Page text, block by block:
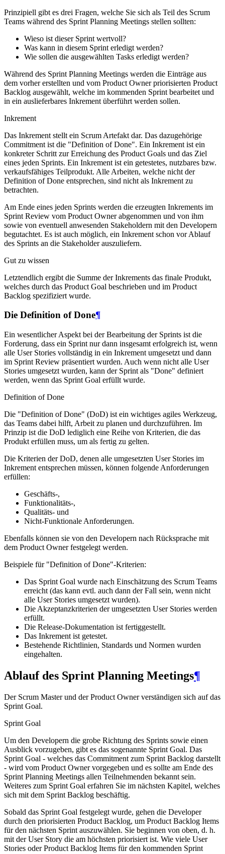
Prinzipiell gibt es drei Fragen, welche Sie sich als Teil des Scrum
Teams während des Sprint Planning Meetings stellen sollten:
Wieso ist dieser Sprint wertvoll?
Was kann in diesem Sprint erledigt werden?
Wie sollen die ausgewählten Tasks erledigt werden?
Während des Sprint Planning Meetings werden die Einträge aus
dem vorher erstellten und vom Product Owner priorisierten Product
Backlog ausgewählt, welche im kommenden Sprint bearbeitet und
in ein auslieferbares Inkrement überführt werden sollen.
Inkrement
Das Inkrement stellt ein Scrum Artefakt dar. Das dazugehörige
Commitment ist die "Definition of Done". Ein Inkrement ist ein
konkreter Schritt zur Erreichung des Product Goals und das Ziel
eines jeden Sprints. Ein Inkrement ist ein getestetes, nutzbares bzw.
verkaufsfähiges Teilprodukt. Alle Arbeiten, welche nicht der
Definition of Done entsprechen, sind nicht als Inkrement zu
betrachten.
Am Ende eines jeden Sprints werden die erzeugten Inkrements im
Sprint Review vom Product Owner abgenommen und von ihm
sowie von eventuell anwesenden Stakeholdern mit den Developern
begutachtet. Es ist auch möglich, ein Inkrement schon vor Ablauf
des Sprints an die Stakeholder auszuliefern.
Gut zu wissen
Letztendlich ergibt die Summe der Inkrements das finale Produkt,
welches durch das Product Goal beschrieben und im Product
Backlog spezifiziert wurde.
Die Definition of Done¶
Ein wesentlicher Aspekt bei der Bearbeitung der Sprints ist die
Forderung, dass ein Sprint nur dann insgesamt erfolgreich ist, wenn
alle User Stories vollständig in ein Inkrement umgesetzt und dann
im Sprint Review präsentiert wurden. Auch wenn nicht alle User
Stories umgesetzt wurden, kann der Sprint als "Done" definiert
werden, wenn das Sprint Goal erfüllt wurde.
Definition of Done
Die "Definition of Done" (DoD) ist ein wichtiges agiles Werkzeug,
das Teams dabei hilft, Arbeit zu planen und durchzuführen. Im
Prinzip ist die DoD lediglich eine Reihe von Kriterien, die das
Produkt erfüllen muss, um als fertig zu gelten.
Die Kriterien der DoD, denen alle umgesetzten User Stories im
Inkrement entsprechen müssen, können folgende Anforderungen
erfüllen:
Geschäfts-,
Funktionalitäts-,
Qualitäts- und
Nicht-Funktionale Anforderungen.
Ebenfalls können sie von den Developern nach Rücksprache mit
dem Product Owner festgelegt werden.
Beispiele für "Definition of Done"-Kriterien:
Das Sprint Goal wurde nach Einschätzung des Scrum Teams
erreicht (das kann evtl. auch dann der Fall sein, wenn nicht
alle User Stories umgesetzt wurden).
Die Akzeptanzkriterien der umgesetzten User Stories werden
erfüllt.
Die Release-Dokumentation ist fertiggestellt.
Das Inkrement ist getestet.
Bestehende Richtlinien, Standards und Normen wurden
eingehalten.
Ablauf des Sprint Planning Meetings¶
Der Scrum Master und der Product Owner verständigen sich auf das
Sprint Goal.
Sprint Goal
Um den Developern die grobe Richtung des Sprints sowie einen
Ausblick vorzugeben, gibt es das sogenannte Sprint Goal. Das
Sprint Goal - welches das Commitment zum Sprint Backlog darstellt
- wird vom Product Owner vorgegeben und es sollte am Ende des
Sprint Planning Meetings allen Teilnehmenden bekannt sein.
Weiteres zum Sprint Goal erfahren Sie im nächsten Kapitel, welches
sich mit dem Sprint Backlog beschäftig.
Sobald das Sprint Goal festgelegt wurde, gehen die Developer
durch den priorisierten Product Backlog, um Product Backlog Items
für den nächsten Sprint auszuwählen. Sie beginnen von oben, d. h.
mit der User Story die am höchsten priorisiert ist. Wie viele User
Stories oder Product Backlog Items für den kommenden Sprint